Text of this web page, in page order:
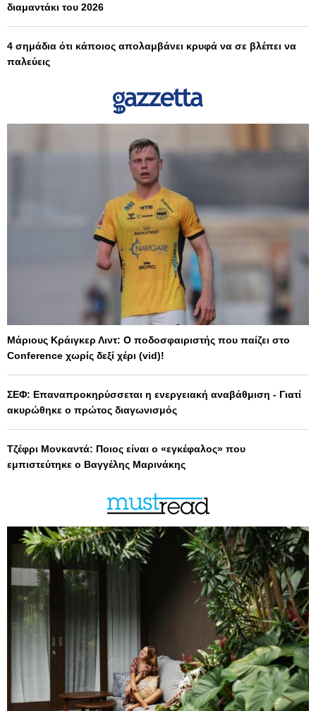
διαμαντάκι του 2026
4 σημάδια ότι κάποιος απολαμβάνει κρυφά να σε βλέπει να
παλεύεις
Μάριους Κράιγκερ Λιντ: Ο ποδοσφαιριστής που παίζει στο
Conference χωρίς δεξί χέρι (vid)!
ΣΕΦ: Επαναπροκηρύσσεται η ενεργειακή αναβάθμιση - Γιατί
ακυρώθηκε ο πρώτος διαγωνισμός
Τζέφρι Μονκαντά: Ποιος είναι ο «εγκέφαλος» που
εμπιστεύτηκε ο Βαγγέλης Μαρινάκης